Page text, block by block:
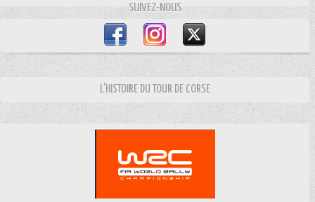
SUIVEZ-NOUS
L'HISTOIRE DU TOUR DE CORSE